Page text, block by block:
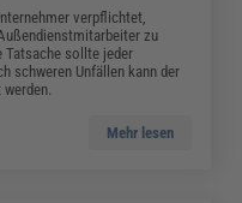
verpflichtet,
zu
Tatsache sollte jeder
schweren Unfällen kann der
Mehr lesen